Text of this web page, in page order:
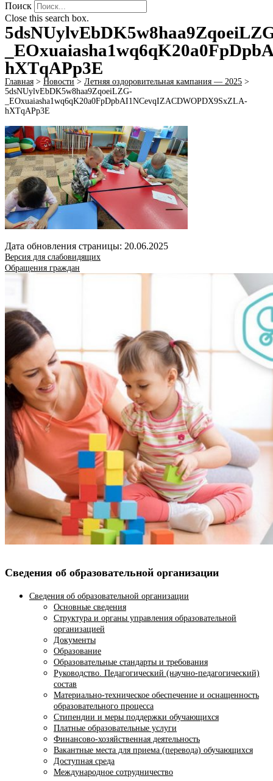
Поиск
Close this search box.
hXTqAPp3E
Главная > Новости > Летняя оздоровительная кампания — 2025 >
5dsNUylvEbDK5w8haa9ZqoeiLZG-
_EOxuaiasha1wq6qK20a0FpDpbAI1NCevqIZACDWOPDX9SxZLA-
hXTqAPp3E
Дата обновления страницы: 20.06.2025
Версия для слабовидящих
Обращения граждан
Сведения об образовательной организации
Сведения об образовательной организации
Основные сведения
Структура и органы управления образовательной
организацией
Документы
Образование
Образовательные стандарты и требования
Руководство. Педагогический (научно-педагогический)
состав
Материально-техническое обеспечение и оснащенность
образовательного процесса
Стипендии и меры поддержки обучающихся
Платные образовательные услуги
Финансово-хозяйственная деятельность
Вакантные места для приема (перевода) обучающихся
Доступная среда
Международное сотрудничество